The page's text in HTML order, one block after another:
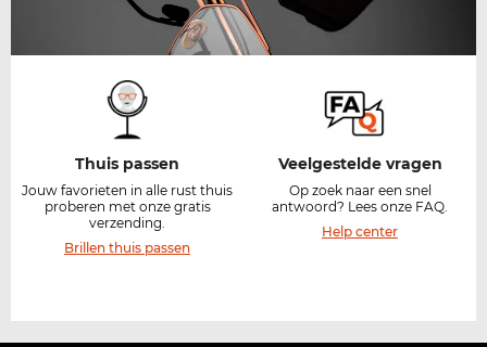
Thuis passen​
Jouw favorieten in alle rust thuis
proberen met onze gratis
verzending.​
Brillen thuis passen
Veelgestelde vragen
Op zoek naar een snel
antwoord? Lees onze FAQ.
Help center